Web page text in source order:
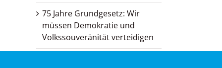
75 Jahre Grundgesetz: Wir
müssen Demokratie und
Volkssouveränität verteidigen